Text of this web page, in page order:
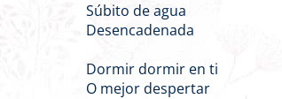
Súbito de agua
Desencadenada
Dormir dormir en ti
O mejor despertar